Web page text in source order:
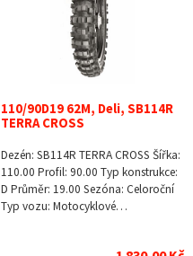
110/90D19 62M, Deli, SB114R
TERRA CROSS
Dezén: SB114R TERRA CROSS Šířka:
110.00 Profil: 90.00 Typ konstrukce:
D Průměr: 19.00 Sezóna: Celoroční
Typ vozu: Motocyklové…